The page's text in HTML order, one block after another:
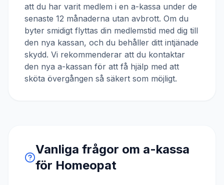
att du har varit medlem i en a-kassa under de
senaste 12 månaderna utan avbrott. Om du
byter smidigt flyttas din medlemstid med dig till
den nya kassan, och du behåller ditt intjänade
skydd. Vi rekommenderar att du kontaktar
den nya a-kassan för att få hjälp med att
sköta övergången så säkert som möjligt.
Vanliga frågor om a-kassa
för Homeopat